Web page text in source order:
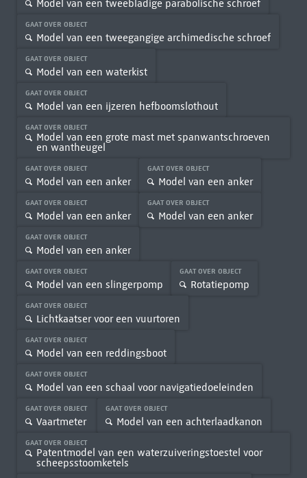
Model van een tweebladige parabolische schroef
GAAT OVER OBJECT
Model van een tweegangige archimedische schroef
GAAT OVER OBJECT
Model van een waterkist
GAAT OVER OBJECT
Model van een ijzeren hefboomslothout
GAAT OVER OBJECT
Model van een grote mast met spanwantschroeven
en wantheugel
GAAT OVER OBJECT
Model van een anker
GAAT OVER OBJECT
Model van een anker
GAAT OVER OBJECT
Model van een anker
GAAT OVER OBJECT
Model van een anker
GAAT OVER OBJECT
Model van een anker
GAAT OVER OBJECT
Model van een slingerpomp
GAAT OVER OBJECT
Rotatiepomp
GAAT OVER OBJECT
Lichtkaatser voor een vuurtoren
GAAT OVER OBJECT
Model van een reddingsboot
GAAT OVER OBJECT
Model van een schaal voor navigatiedoeleinden
GAAT OVER OBJECT
Vaartmeter
GAAT OVER OBJECT
Model van een achterlaadkanon
GAAT OVER OBJECT
Patentmodel van een waterzuiveringstoestel voor
scheepsstoomketels